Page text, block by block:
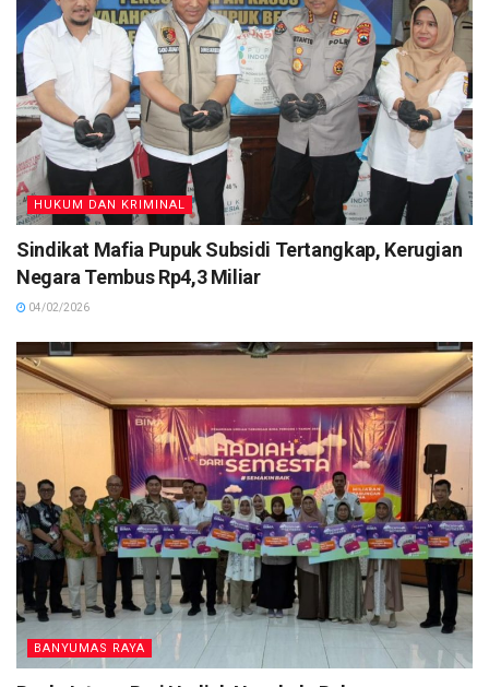
HUKUM DAN KRIMINAL
Sindikat Mafia Pupuk Subsidi Tertangkap, Kerugian
Negara Tembus Rp4,3 Miliar
04/02/2026
BANYUMAS RAYA